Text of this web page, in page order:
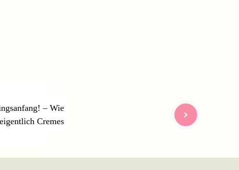
– Wie
Cremes